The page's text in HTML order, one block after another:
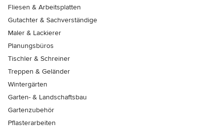
Fliesen & Arbeitsplatten
Gutachter & Sachverständige
Maler & Lackierer
Planungsbüros
Tischler & Schreiner
Treppen & Geländer
Wintergärten
Garten- & Landschaftsbau
Gartenzubehör
Pflasterarbeiten